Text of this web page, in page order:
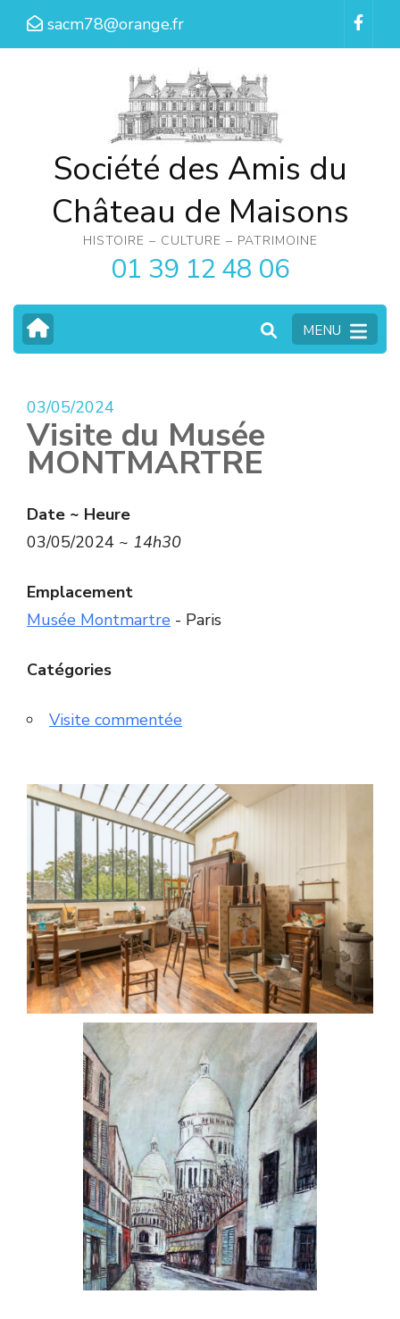
Aller
sacm78@orange.fr
Société des Amis du
Château de Maisons
HISTOIRE – CULTURE – PATRIMOINE
01 39 12 48 06
MENU
03/05/2024
Visite du Musée
MONTMARTRE
Date ~ Heure
03/05/2024 ~ 14h30
Emplacement
Musée Montmartre - Paris
Catégories
Visite commentée